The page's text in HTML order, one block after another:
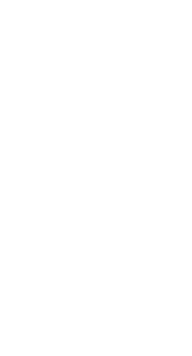
su fichaje a la
FC por Alberto Flores
Ure: la opción 'A'